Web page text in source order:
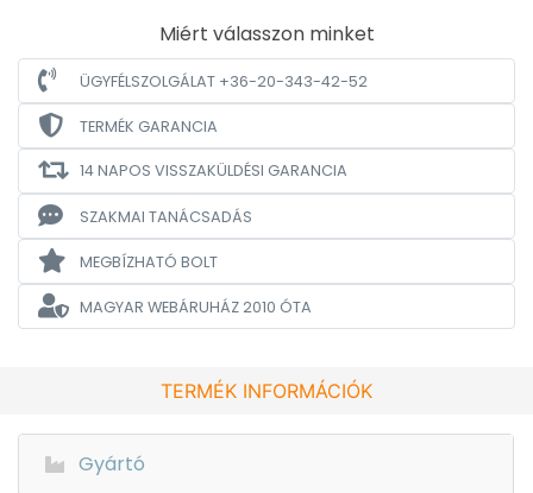
Miért válasszon minket
ÜGYFÉLSZOLGÁLAT +36-20-343-42-52
TERMÉK GARANCIA
14 NAPOS VISSZAKÜLDÉSI GARANCIA
SZAKMAI TANÁCSADÁS
MEGBÍZHATÓ BOLT
MAGYAR WEBÁRUHÁZ2010 ÓTA
TERMÉK INFORMÁCIÓK
Gyártó